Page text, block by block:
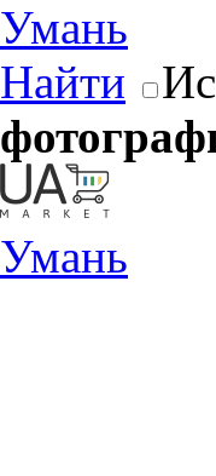
Умань
Найти
Умань